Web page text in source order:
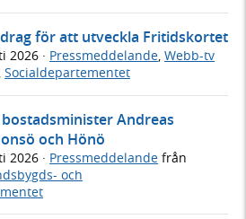
för att utveckla Fritidskortet
2026 · Pressmeddelande, Webb-tv
, Socialdepartementet
Andreas
och Hönö
2026 · Pressmeddelande från
och